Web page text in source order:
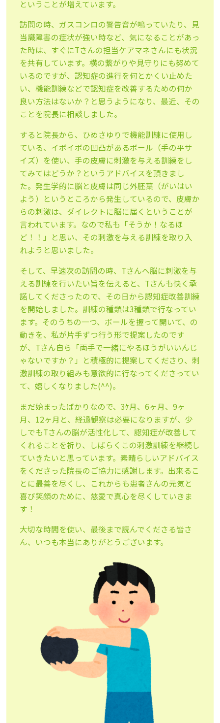
ということが増えています。
訪問の時、ガスコンロの警告音が鳴っていたり、見
当識障害の症状が強い時など、気になることがあっ
た時は、すぐにTさんの担当ケアマネさんにも状況
を共有しています。横の繋がりや見守りにも努めて
いるのですが、認知症の進行を何とかくい止めた
い、機能訓練などで認知症を改善するための何か
良い方法はないか？と思うようになり、最近、その
ことを院長に相談しました。
すると院長から、ひめさゆりで機能訓練に使用し
ている、イボイボの凹凸があるボール（手の平サ
イズ）を使い、手の皮膚に刺激を与える訓練をし
てみてはどうか？というアドバイスを頂きまし
た。発生学的に脳と皮膚は同じ外胚葉（がいはい
よう）というところから発生しているので、皮膚か
らの刺激は、ダイレクトに脳に届くということが
言われています。なので私も「そうか！なるほ
ど！！」と思い、その刺激を与える訓練を取り入
れようと思いました。
そして、早速次の訪問の時、Tさんへ脳に刺激を与
える訓練を行いたい旨を伝えると、Tさんも快く承
諾してくださったので、その日から認知症改善訓練
を開始しました。訓練の種類は3種類で行なってい
ます。そのうちの一つ、ボールを握って開いて、の
動きを、私が片手ずつ行う形で提案したのです
が、Tさん自ら「両手で一緒にやるほうがいいんじ
ゃないですか？」と積極的に提案してくださり、刺
激訓練の取り組みも意欲的に行なってくださってい
て、嬉しくなりました(^^)。
まだ始まったばかりなので、3ｹ月、6ヶ月、9ヶ
月、12ヶ月と、経過観察は必要になりますが、少
しでもTさんの脳が活性化して、認知症が改善して
くれることを祈り、しばらくこの刺激訓練を継続し
ていきたいと思っています。素晴らしいアドバイス
をくださった院長のご協力に感謝します。出来るこ
とに最善を尽くし、これからも患者さんの元気と
喜び笑顔のために、慈愛で真心を尽くしていきま
す！
大切な時間を使い、最後まで読んでくださる皆さ
ん、いつも本当にありがとうございます。